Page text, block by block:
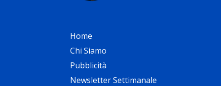
Home
Chi Siamo
Pubblicità
Newsletter Settimanale